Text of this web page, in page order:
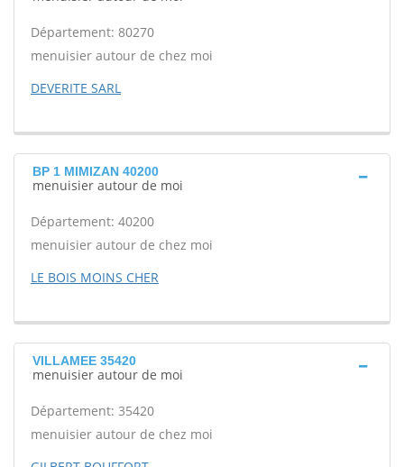
Département: 80270
menuisier autour de chez moi
DEVERITE SARL
BP 1 MIMIZAN 40200
menuisier autour de moi
Département: 40200
menuisier autour de chez moi
LE BOIS MOINS CHER
VILLAMEE 35420
menuisier autour de moi
Département: 35420
menuisier autour de chez moi